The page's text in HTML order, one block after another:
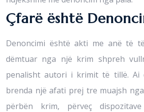
Çfarë është
Denoncimi është akti me anë të
dëmtuar nga një krim shpreh
penalisht autori i krimit të tillë. Ai
brenda një afati prej tre muajsh
përbën krim, përveç